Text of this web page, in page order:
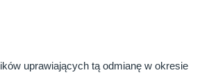
uprawiających tą odmianę w okresie